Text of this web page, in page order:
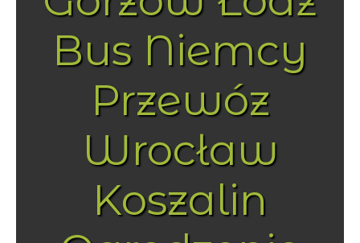
Bus Niemcy
Przewóz
Wrocław
Koszalin